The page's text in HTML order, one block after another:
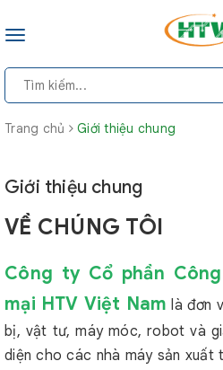
Toggle
Trang chủ Giới thiệu chung
Giới thiệu chung
VỀ CHÚNG TÔI
Công ty Cổ phần
mại HTV Việt Nam là đơn
bị, vật tư, máy móc, robot và
diện cho các nhà máy sản xuất